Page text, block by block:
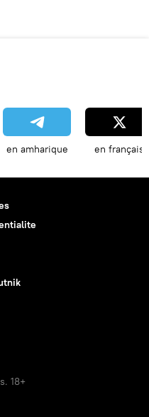
en amharique en français
18+